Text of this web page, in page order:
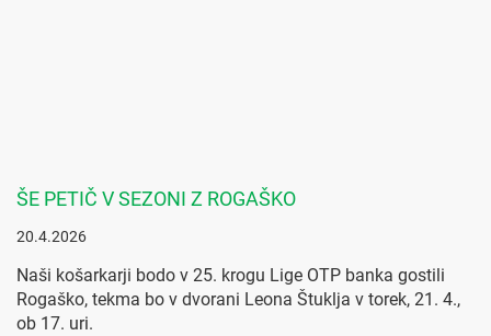
ŠE PETIČ V SEZONI Z ROGAŠKO
20.4.2026
Naši košarkarji bodo v 25. krogu Lige OTP banka gostili
Rogaško, tekma bo v dvorani Leona Štuklja v torek, 21. 4.,
ob 17. uri.